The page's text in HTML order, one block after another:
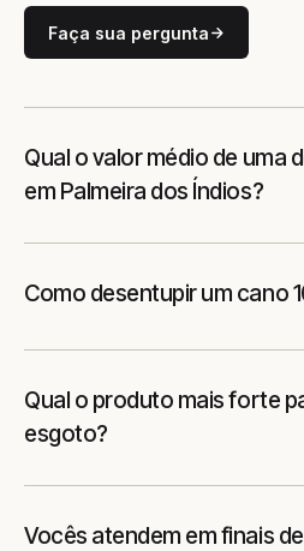
Faça sua pergunta
Qual o valor médio de uma
em Palmeira dos Índios?
Como desentupir um cano
Qual o produto mais forte
esgoto?
Vocês atendem em finais